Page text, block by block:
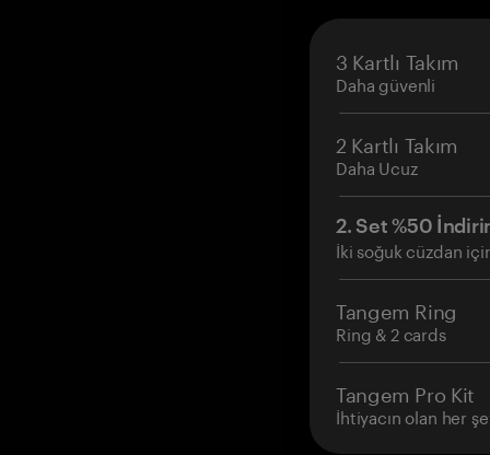
3 Kartlı Takım
Daha güvenli
2 Kartlı Takım
Daha Ucuz
2. Set %50
İki soğuk cüzdan
Tangem Ring
Ring & 2 cards
Tangem Pro Kit
İhtiyacın olan her